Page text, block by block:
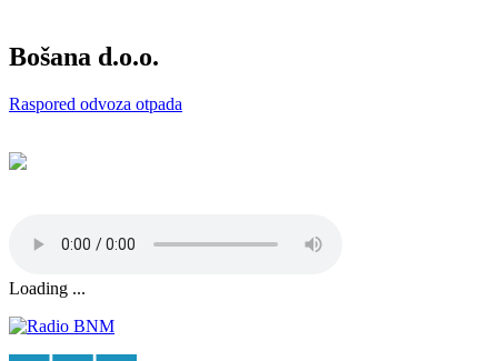
Bošana d.o.o.
Raspored odvoza otpada
Loading ...